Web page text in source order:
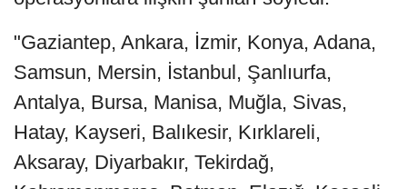
"Gaziantep, Ankara, İzmir, Konya, Adana,
Samsun, Mersin, İstanbul, Şanlıurfa,
Antalya, Bursa, Manisa, Muğla, Sivas,
Hatay, Kayseri, Balıkesir, Kırklareli,
Aksaray, Diyarbakır, Tekirdağ,